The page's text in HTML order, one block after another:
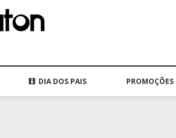
DIA DOS PAIS PROMOÇÕES